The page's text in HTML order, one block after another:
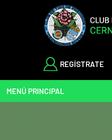
REGÍSTRATE
MENÚ PRINCIPAL